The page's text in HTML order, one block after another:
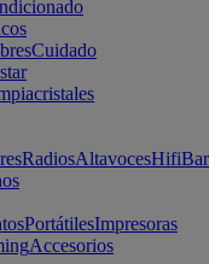
Cuidado
RadiosAltavocesHifi
PortátilesImpresoras
Accesorios